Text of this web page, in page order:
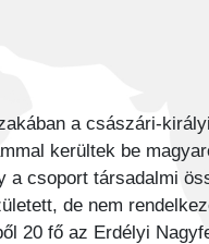
a császári-
kerültek be
csoport társadalmi
de nem
20 fő az Erdélyi